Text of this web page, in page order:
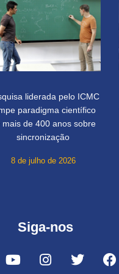
liderada pelo ICMC
paradigma científico
mais de 400 anos sobre
sincronização
8 de julho de 2026
Siga-nos